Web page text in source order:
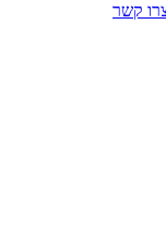
קשר